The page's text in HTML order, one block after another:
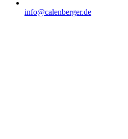
info@calenberger.de